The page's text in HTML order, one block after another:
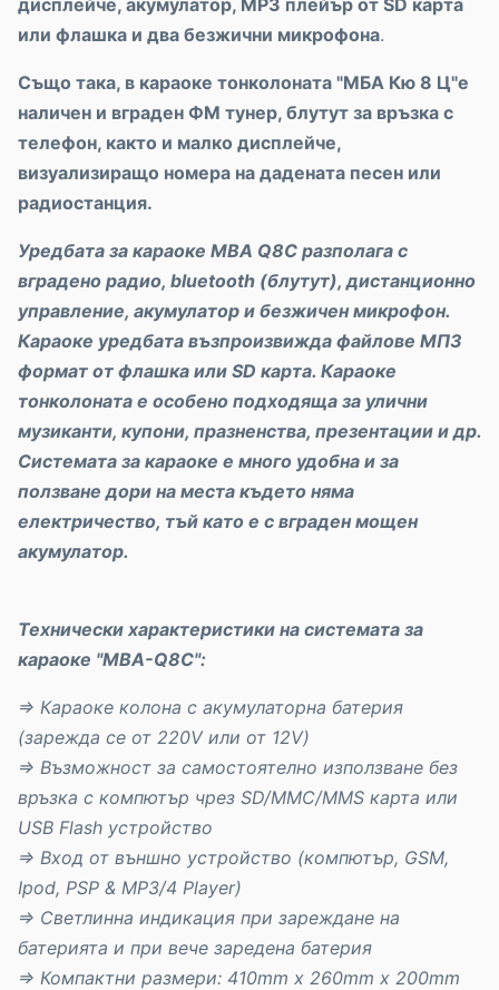
или флашка и два безжични микрофона.
Също така, в караоке тонколоната "МБА Кю 8 Ц"е
наличен и вграден ФМ тунер, блутут за връзка с
телефон, както и малко дисплейче,
визуализиращо номера на дадената песен или
радиостанция.
Уредбата за караоке MBA Q8C разполага с
вградено радио, bluetooth (блутут), дистанционно
управление, акумулатор и безжичен микрофон.
Караоке уредбата възпроизвижда файлове МП3
формат от флашка или SD карта. Караоке
тонколоната е особено подходяща за улични
музиканти, купони, празненства, презентации и др.
Системата за караоке е много удобна и за
ползване дори на места където няма
електричество, тъй като е с вграден мощен
акумулатор.
Технически характеристики на системата за
караоке "MBA-Q8C":
⇒ Караоке колона с акумулаторна батерия
(зарежда се от 220V или от 12V)
⇒ Възможност за самостоятелно използване без
връзка с компютър чрез SD/MMC/MMS карта или
USB Flash устройство
⇒ Вход от външно устройство (компютър, GSM,
Ipod, PSP & MP3/4 Player)
⇒ Светлинна индикация при зареждане на
батерията и при вече заредена батерия
⇒ Компактни размери: 410mm x 260mm x 200mm